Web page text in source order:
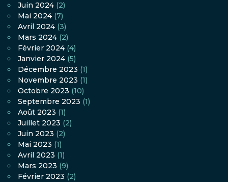
Juin 2024 (2)
Mai 2024 (7)
Avril 2024 (3)
Mars 2024 (2)
Février 2024 (4)
Janvier 2024 (5)
Décembre 2023 (1)
Novembre 2023 (1)
Octobre 2023 (10)
Septembre 2023 (1)
Août 2023 (1)
Juillet 2023 (2)
Juin 2023 (2)
Mai 2023 (1)
Avril 2023 (1)
Mars 2023 (9)
Février 2023 (2)